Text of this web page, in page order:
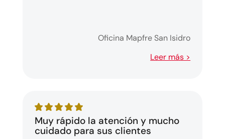
Muy rápido la atención y mucho
cuidado para sus clientes
Oficina Mapfre San Isidro
Leer más >